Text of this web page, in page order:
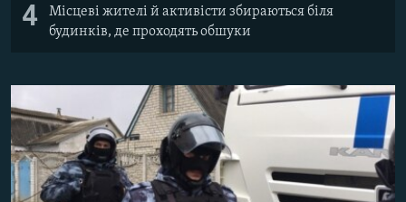
4
Місцеві жителі й активісти збираються біля
будинків, де проходять обшуки